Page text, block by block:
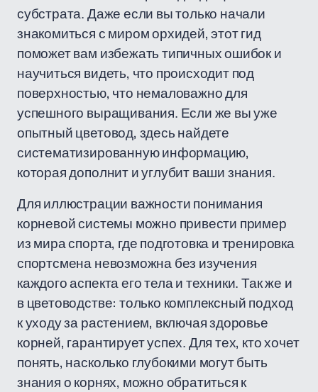
субстрата. Даже если вы только начали
знакомиться с миром орхидей, этот гид
поможет вам избежать типичных ошибок и
научиться видеть, что происходит под
поверхностью, что немаловажно для
успешного выращивания. Если же вы уже
опытный цветовод, здесь найдете
систематизированную информацию,
которая дополнит и углубит ваши знания.
Для иллюстрации важности понимания
корневой системы можно привести пример
из мира спорта, где подготовка и тренировка
спортсмена невозможна без изучения
каждого аспекта его тела и техники. Так же и
в цветоводстве: только комплексный подход
к уходу за растением, включая здоровье
корней, гарантирует успех. Для тех, кто хочет
понять, насколько глубокими могут быть
знания о корнях, можно обратиться к